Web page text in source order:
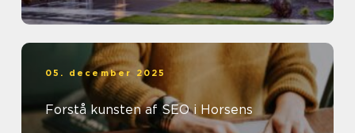
05. december 2025
Forstå kunsten af SEO i Horsens